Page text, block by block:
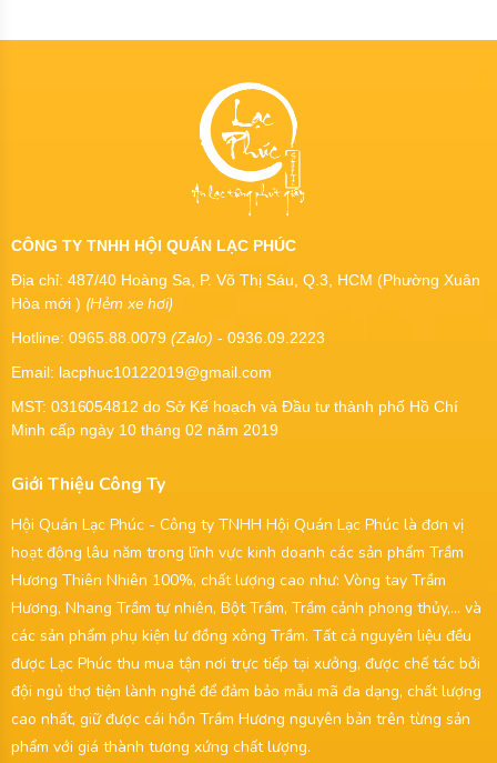
CÔNG TY TNHH HỘI QUÁN LẠC PHÚC
Địa chỉ: 487/40 Hoàng Sa, P. Võ Thị Sáu, Q.3, HCM (Phường Xuân
Hòa mới ) (Hẻm xe hơi)
Hotline: 0965.88.0079 (Zalo) - 0936.09.2223
Email: lacphuc10122019@gmail.com
MST: 0316054812 do Sở Kế hoạch và Đầu tư thành phố Hồ Chí
Minh cấp ngày 10 tháng 02 năm 2019
Giới Thiệu Công Ty
Hội Quán Lạc Phúc - Công ty TNHH Hội Quán Lạc Phúc là đơn vị
hoạt động lâu năm trong lĩnh vực kinh doanh các sản phẩm Trầm
Hương Thiên Nhiên 100%, chất lượng cao như: Vòng tay Trầm
Hương, Nhang Trầm tự nhiên, Bột Trầm, Trầm cảnh phong thủy,... và
các sản phẩm phụ kiện lư đồng xông Trầm. Tất cả nguyên liệu đều
được Lạc Phúc thu mua tận nơi trực tiếp tại xưởng, được chế tác bởi
đội ngủ thợ tiện lành nghề để đảm bảo mẫu mã đa dạng, chất lượng
cao nhất, giữ được cái hồn Trầm Hương nguyên bản trên từng sản
phẩm với giá thành tương xứng chất lượng.